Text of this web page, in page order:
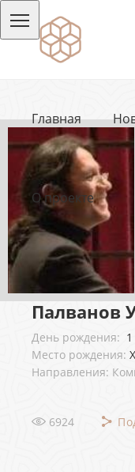
Главная
О проекте
Палванов
День рождения:
Место рождения:
Направления:
6924